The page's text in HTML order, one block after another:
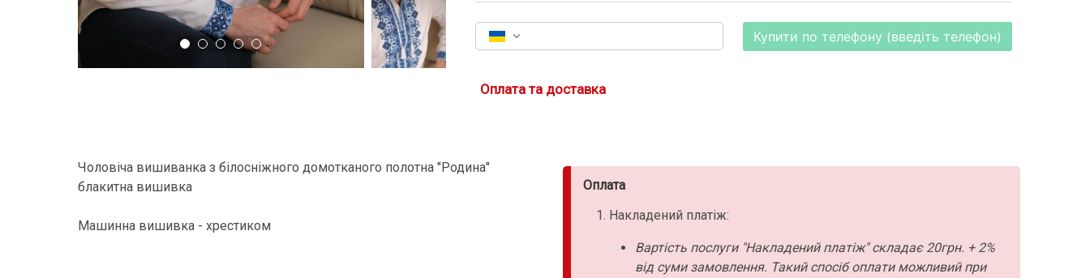
Купити по телефону (введіть телефон)
Оплата та доставка
Чоловіча вишиванка з білосніжного домотканого полотна "Родина"
блакитна вишивка
Машинна вишивка - хрестиком
Оплата
Накладений платіж:
Вартість послуги "Накладений платіж" складає 20грн. + 2%
від суми замовлення. Такий спосіб оплати можливий при